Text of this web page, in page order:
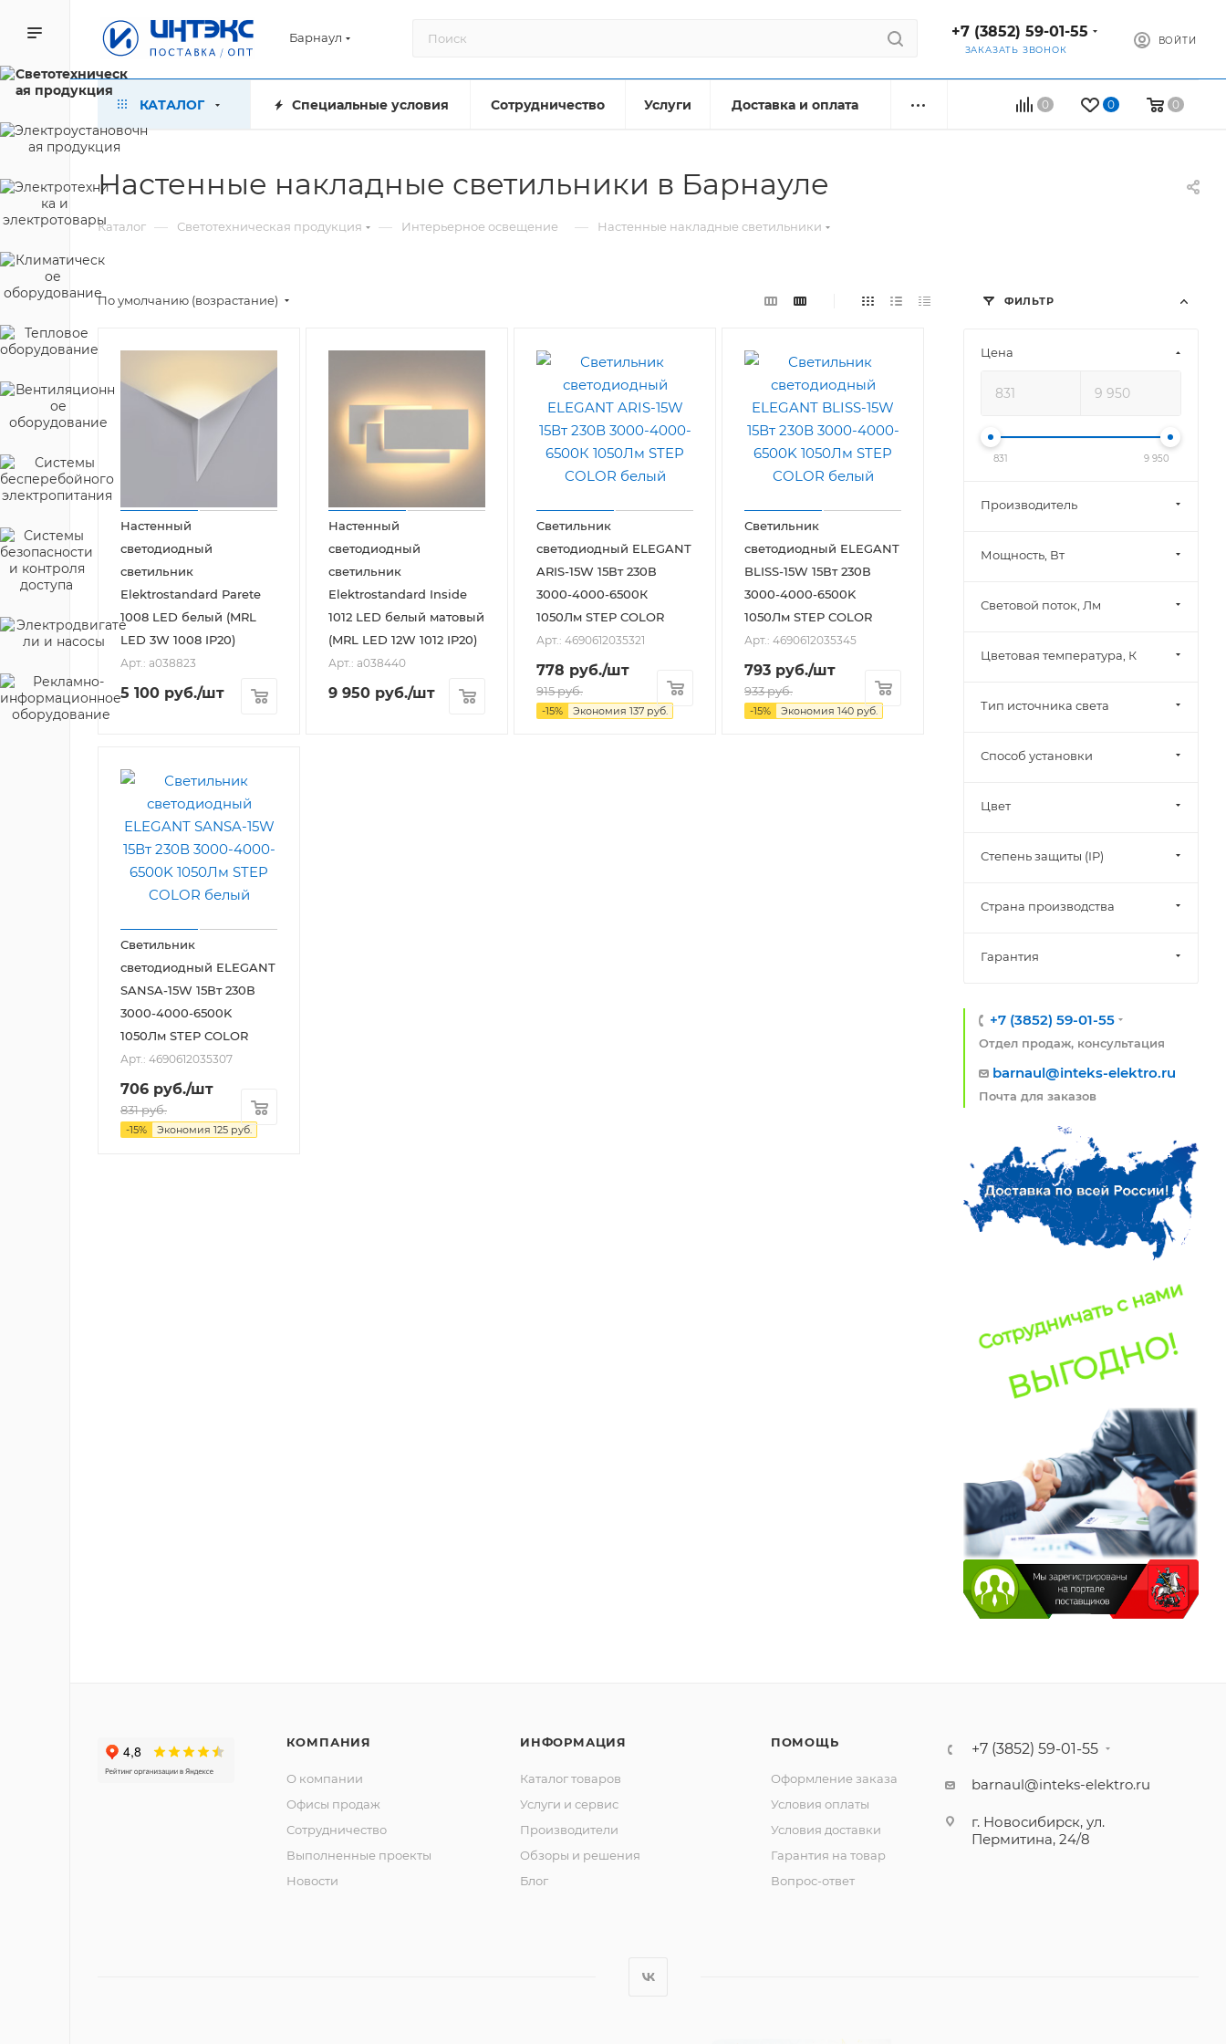
Барнаул +7 (3852) 59-01-55
ЗАКАЗАТЬ ЗВОНОК
ВОЙТИ
0 0 0
КАТАЛОГ Специальные условия Сотрудничество Услуги Доставка и оплата
Настенные накладные светильники в Барнауле
Каталог — Светотехническая продукция — Интерьерное освещение — Настенные накладные светильники
По умолчанию (возрастание)
Настенный
светодиодный
светильник
Elektrostandard Parete
1008 LED белый (MRL
LED 3W 1008 IP20)
Арт.: a038823
5 100 руб./шт
Настенный
светодиодный
светильник
Elektrostandard Inside
1012 LED белый матовый
(MRL LED 12W 1012 IP20)
Арт.: a038440
9 950 руб./шт
Светильник
светодиодный ELEGANT
ARIS-15W 15Вт 230В
3000-4000-6500К
1050Лм STEP COLOR
Арт.: 4690612035321
778 руб./шт
915руб.
-15% Экономия 137 руб.
Светильник
светодиодный ELEGANT
BLISS-15W 15Вт 230В
3000-4000-6500K
1050Лм STEP COLOR
Арт.: 4690612035345
793 руб./шт
933руб.
-15% Экономия 140 руб.
Светильник
светодиодный ELEGANT
SANSA-15W 15Вт 230В
3000-4000-6500K
1050Лм STEP COLOR
Арт.: 4690612035307
706 руб./шт
831руб.
-15% Экономия 125 руб.
ФИЛЬТР
Цена
831 9 950
Производитель
Мощность, Вт
Световой поток, Лм
Цветовая температура, К
Тип источника света
Способ установки
Цвет
Степень защиты (IP)
Страна производства
Гарантия
+7 (3852) 59-01-55
Отдел продаж, консультация
barnaul@inteks-elektro.ru
Почта для заказов
КОМПАНИЯ
О компании
Офисы продаж
Сотрудничество
Выполненные проекты
Новости
ИНФОРМАЦИЯ
Каталог товаров
Услуги и сервис
Производители
Обзоры и решения
Блог
ПОМОЩЬ
Оформление заказа
Условия оплаты
Условия доставки
Гарантия на товар
Вопрос-ответ
+7 (3852) 59-01-55
barnaul@inteks-elektro.ru
г. Новосибирск, ул.
Пермитина, 24/8